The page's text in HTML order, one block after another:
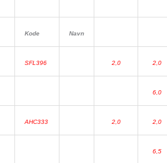
Kode Navn
SFL396 2,0 2,0
6,0
AHC333 2,0 2,0
6,5